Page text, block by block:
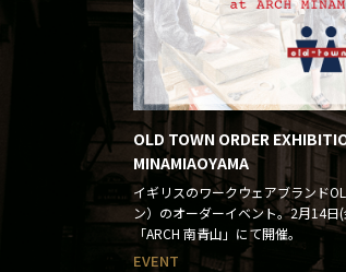
OLD TOWN ORDER
MINAMIAOYAMA
イギリスのワークウェアブランド
ン）のオーダーイベント。2月14
「ARCH 南青山」にて開催。
EVENT